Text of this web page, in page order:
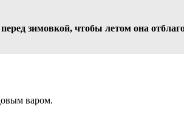
зимовкой, чтобы летом она
варом.